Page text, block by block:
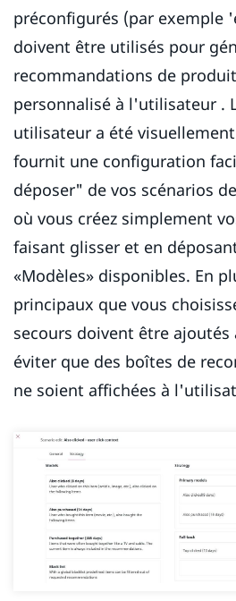
préconfigurés (par exemple
doivent être utilisés pour
recommandations de
personnalisé à l'utilisateur .
utilisateur a été
fournit une configuration
déposer" de vos scénarios
où vous créez simplement
faisant glisser et en
«Modèles» disponibles. En
principaux que vous
secours doivent être
éviter que des boîtes de
ne soient affichées à